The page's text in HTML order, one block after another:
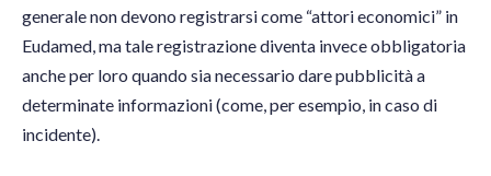
generale non devono registrarsi come “attori economici” in
Eudamed, ma tale registrazione diventa invece obbligatoria
anche per loro quando sia necessario dare pubblicità a
determinate informazioni (come, per esempio, in caso di
incidente).